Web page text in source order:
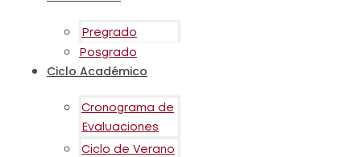
Pregrado
Posgrado
Ciclo Académico
Cronograma de
Evaluaciones
Ciclo de Verano